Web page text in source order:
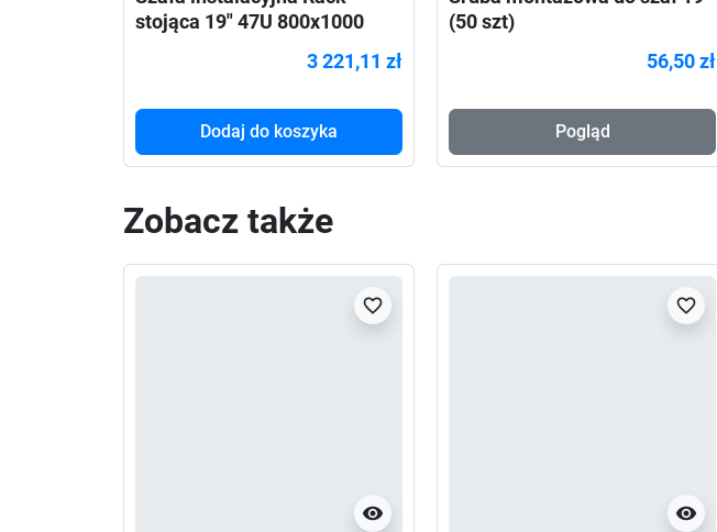
stojąca 19" 47U 800x1000
3 221,11 zł
Dodaj do koszyka
(50 szt)
56,50 zł
Pogląd
Zobacz także
visibility
favorite_border
visibility
favorite_border